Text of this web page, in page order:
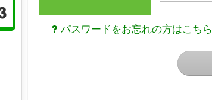
パスワードをお忘れの方はこちら